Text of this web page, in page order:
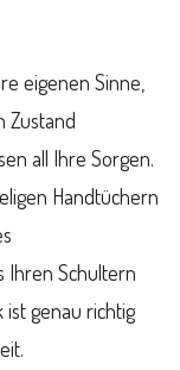
eigenen Sinne,
Zustand
all Ihre Sorgen.
Handtüchern
Ihren Schultern
genau richtig